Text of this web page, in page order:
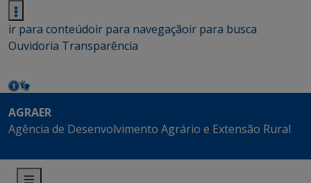
ir para conteúdoir para navegaçãoir para busca
Ouvidoria Transparência
AGRAER
Agência de Desenvolvimento Agrário e Extensão Rural